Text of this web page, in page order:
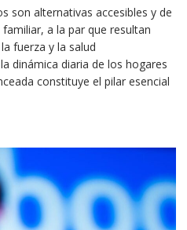
son alternativas accesibles y de
a la par que resultan
fuerza y la salud
dinámica diaria de los hogares
constituye el pilar esencial